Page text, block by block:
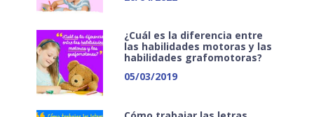
¿Cuál es la diferencia entre
las habilidades motoras y las
habilidades grafomotoras?
05/03/2019